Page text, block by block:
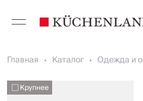
Главная Каталог Одежда и
Крупнее